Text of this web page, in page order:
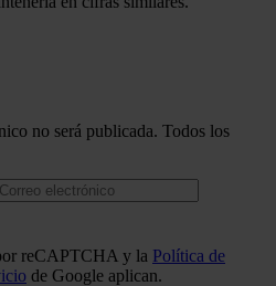
no será publicada. Todos los
reCAPTCHA y la Política de
de Google aplican.